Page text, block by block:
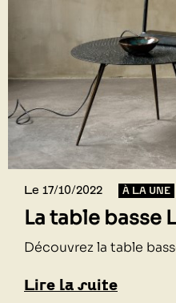
Le 17/10/2022 À LA UNE
La table basse
Découvrez la table
Lire la suite